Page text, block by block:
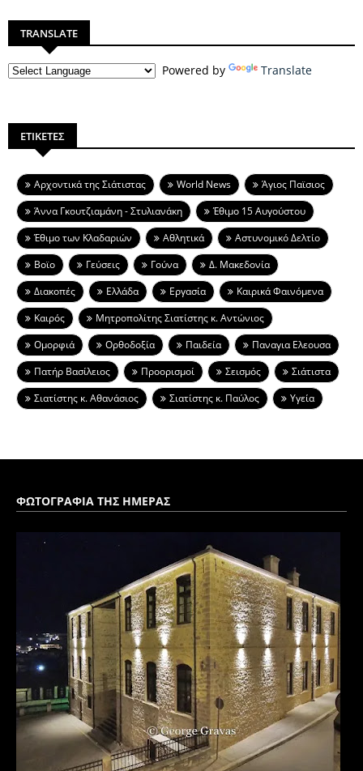
TRANSLATE
Powered by Translate
ΕΤΙΚΕΤΕΣ
Aρχοντικά της Σιάτιστας World News
Άγιος Παϊσιος
Άννα Γκουτζιαμάνη - Στυλιανάκη
Έθιμο 15 Αυγούστου
Έθιμο των Κλαδαριών
Αθλητικά
Αστυνομικό Δελτίο
Βοϊο
Γεύσεις Γούνα
Δ. Μακεδονία
Διακοπές
Ελλάδα Εργασία
Καιρικά Φαινόμενα
Καιρός
Μητροπολίτης Σιατίστης κ. Αντώνιος
Ομορφιά
Ορθοδοξία Παιδεία
Παναγια Ελεουσα
Πατήρ Βασίλειος
Προορισμοί Σεισμός
Σιάτιστα
Σιατίστης κ. Αθανάσιος
Σιατίστης κ. Παύλος Υγεία
ΦΩΤΟΓΡΑΦΙΑ ΤΗΣ ΗΜΕΡΑΣ